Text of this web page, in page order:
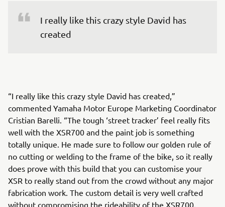
I really like this crazy style David has
created
“I really like this crazy style David has created,”
commented Yamaha Motor Europe Marketing Coordinator
Cristian Barelli. “The tough ‘street tracker’ feel really fits
well with the XSR700 and the paint job is something
totally unique. He made sure to follow our golden rule of
no cutting or welding to the frame of the bike, so it really
does prove with this build that you can customise your
XSR to really stand out from the crowd without any major
fabrication work. The custom detail is very well crafted
without compromising the rideability of the XSR700,